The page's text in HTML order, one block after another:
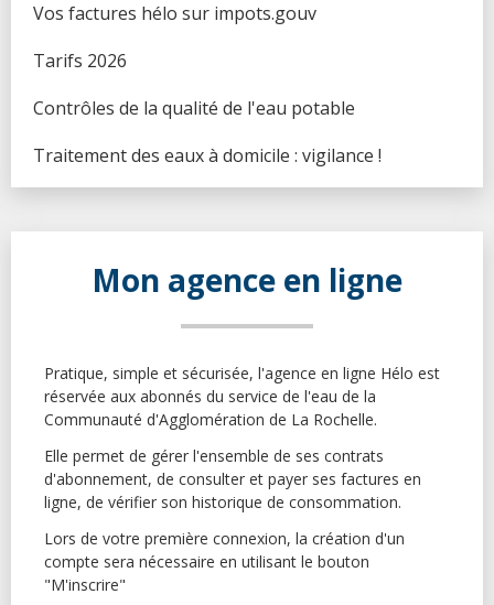
Vos factures hélo sur impots.gouv (
Tarifs 2026 (
Contrôles de la qualité de l'eau potable (
Traitement des eaux à domicile : vigilance ! (
Mon agence en ligne
Pratique, simple et sécurisée, l'agence en ligne Hélo est
réservée aux abonnés du service de l'eau de la
Communauté d'Agglomération de La Rochelle.
Elle permet de gérer l'ensemble de ses contrats
d'abonnement, de consulter et payer ses factures en
ligne, de vérifier son historique de consommation.
Lors de votre première connexion, la création d'un
compte sera nécessaire en utilisant le bouton
"M'inscrire"